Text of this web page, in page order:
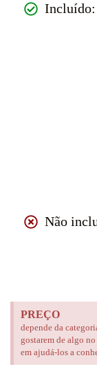
Incluído:
Não
PREÇO
depende da
gostarem de algo
em ajudá-los a